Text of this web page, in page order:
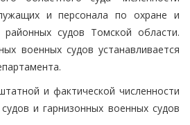
и персонала по охране и
судов Томской области.
военных судов устанавливается
и фактической численности
и гарнизонных военных судов